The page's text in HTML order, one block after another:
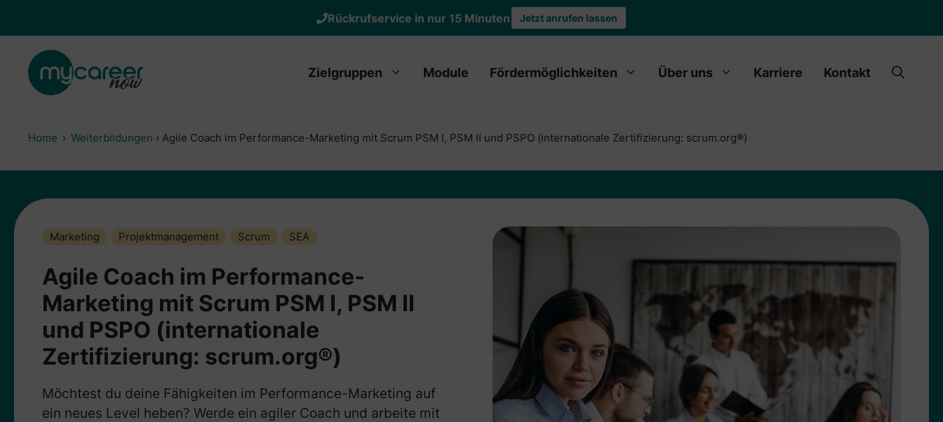
springen
Rückrufservice in nur 15 Minuten Jetzt anrufen lassen
Zielgruppen Module Fördermöglichkeiten Über uns Karriere Kontakt
Home › Weiterbildungen › Agile Coach im Performance-Marketing mit Scrum PSM I, PSM II und PSPO (internationale Zertifizierung: scrum.org®)
Marketing Projektmanagement Scrum SEA
Agile Coach im Performance-
Marketing mit Scrum PSM I, PSM II
und PSPO (internationale
Zertifizierung: scrum.org®)
Möchtest du deine Fähigkeiten im Performance-Marketing auf
ein neues Level heben? Werde ein agiler Coach und arbeite mit